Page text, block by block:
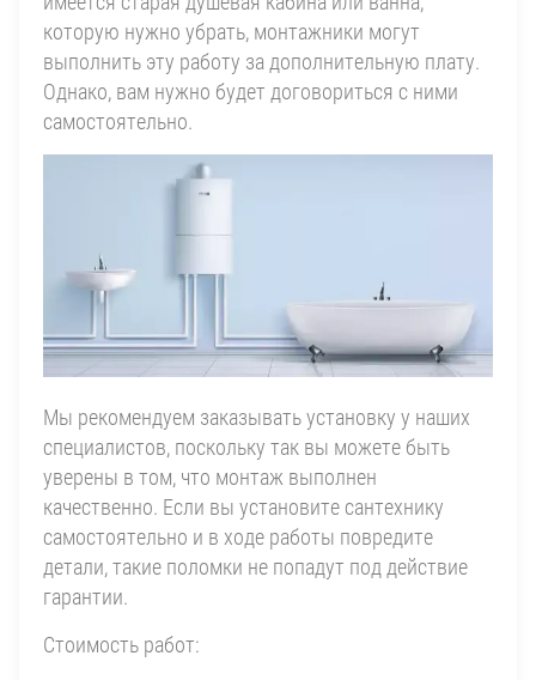
которую нужно убрать, монтажники могут
выполнить эту работу за дополнительную плату.
Однако, вам нужно будет договориться с ними
самостоятельно.
Мы рекомендуем заказывать установку у наших
специалистов, поскольку так вы можете быть
уверены в том, что монтаж выполнен
качественно. Если вы установите сантехнику
самостоятельно и в ходе работы повредите
детали, такие поломки не попадут под действие
гарантии.
Стоимость работ: